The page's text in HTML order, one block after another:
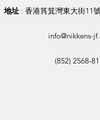
地址 : 香港筲箕灣東大街11
info@nikkens-
(852) 2568-